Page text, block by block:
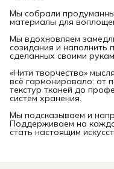
Мы собрали
материалы для
Мы вдохновляем
созидания и наполнить
сделанных своими
«Нити творчества»
всё гармонировало: от
текстур тканей до
систем хранения.
Мы подсказываем и
Поддерживаем на
стать настоящим